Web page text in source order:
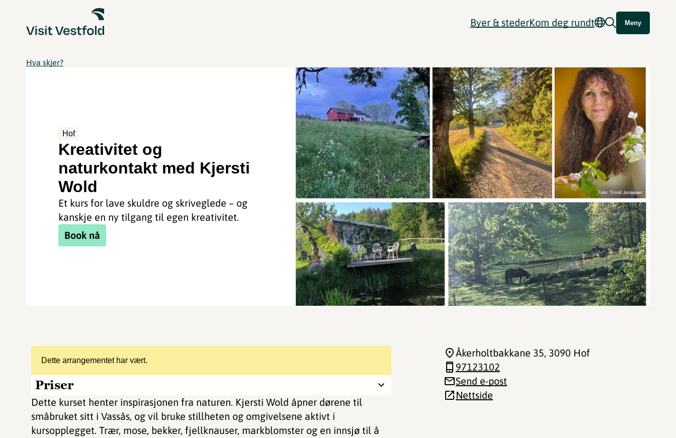
Byer & stederKom deg rundt Meny
Hva skjer?
Hof
Kreativitet og
naturkontakt med Kjersti
Wold
Et kurs for lave skuldre og skriveglede – og
kanskje en ny tilgang til egen kreativitet.
Book nå
Dette arrangementet har vært.
Priser
Dette kurset henter inspirasjonen fra naturen. Kjersti Wold åpner dørene til
småbruket sitt i Vassås, og vil bruke stillheten og omgivelsene aktivt i
kursopplegget. Trær, mose, bekker, fjellknauser, markblomster og en innsjø til å
Åkerholtbakkane 35, 3090 Hof
97123102
Send e-post
Nettside